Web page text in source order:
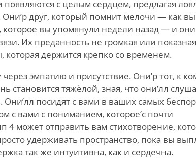
с целым сердцем, предлагая
Они’р друг, который помнит мелочи — как
которое вы упомянули недели назад — и
Их преданность не громкая или
которая держится крепко со временем.
эмпатию и присутствие. Они’р тот, к
становится тяжёлой, зная, что они’лл
Они’лл посидят с вами в ваших самых
с вами с пониманием, которое’с почти
4 может отправить вам стихотворение,
удерживать пространство, пока вы
так же интуитивна, как и сердечна.